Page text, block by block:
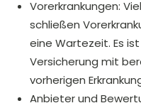
Vorerkrankungen:
schließen
eine Wartezeit. Es
Versicherung mit
vorherigen
Anbieter und